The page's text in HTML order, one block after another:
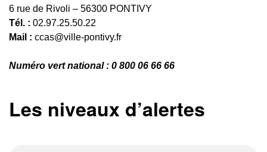
6 rue de Rivoli – 56300 PONTIVY
Tél. : 02.97.25.50.22
Mail : ccas@ville-pontivy.fr
Numéro vert national : 0 800 06 66 66
Les niveaux d’alertes